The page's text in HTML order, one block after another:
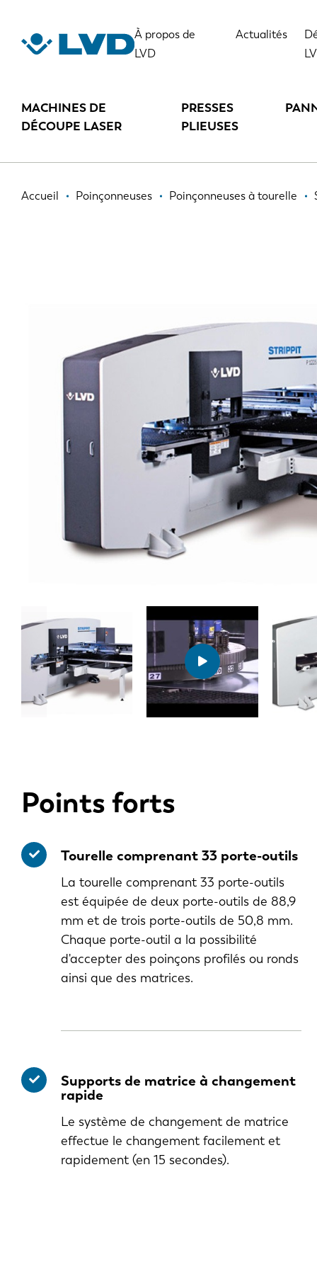
contenu
À propos de
LVD
Actualités
MACHINES DE
DÉCOUPE LASER
PRESSES
PLIEUSES
Fil
Accueil Poinçonneuses Poinçonneuses à tourelle
STRIPPIT P
Points forts
Tourelle comprenant 33 porte-outils
La tourelle comprenant 33 porte-outils
est équipée de deux porte-outils de 88,9
mm et de trois porte-outils de 50,8 mm.
Chaque porte-outil a la possibilité
d'accepter des poinçons profilés ou ronds
ainsi que des matrices.
Supports de matrice à changement
rapide
Le système de changement de matrice
effectue le changement facilement et
rapidement (en 15 secondes).